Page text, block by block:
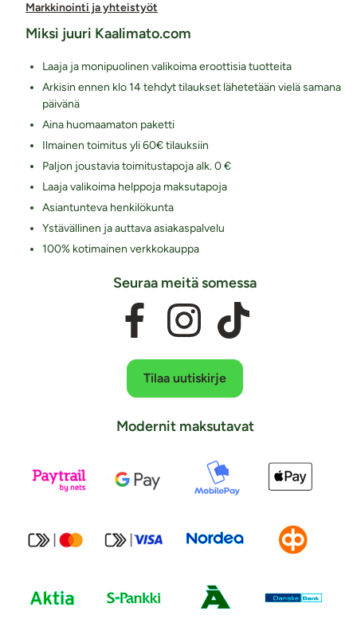
Markkinointi ja yhteistyöt
Miksi juuri Kaalimato.com
Laaja ja monipuolinen valikoima eroottisia tuotteita
Arkisin ennen klo 14 tehdyt tilaukset lähetetään vielä samana
päivänä
Aina huomaamaton paketti
Ilmainen toimitus yli 60€ tilauksiin
Paljon joustavia toimitustapoja alk. 0 €
Laaja valikoima helppoja maksutapoja
Asiantunteva henkilökunta
Ystävällinen ja auttava asiakaspalvelu
100% kotimainen verkkokauppa
Seuraa meitä somessa
Tilaa uutiskirje
Modernit maksutavat